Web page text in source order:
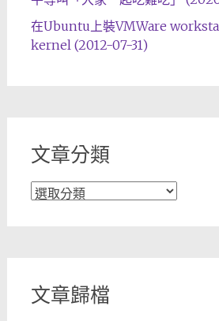
在Ubuntu上裝VMWare
kernel (2012-07-31)
文章分類
文
文章歸檔